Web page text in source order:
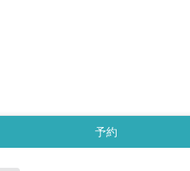
予約